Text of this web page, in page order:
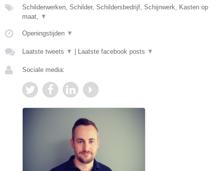
Schilderwerken, Schilder, Schildersbedrijf, Schijnwerk, Kasten op
maat, ▼
Openingstijden ▼
Laatste tweets ▼ Laatste facebook posts ▼
Sociale media: